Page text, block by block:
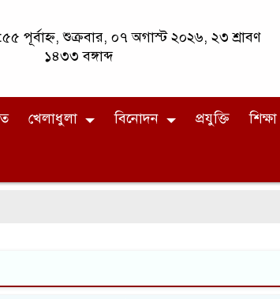
পূর্বাহ্ন, শুক্রবার, ০৭ অগাস্ট ২০২৬, ২৩ শ্রাবণ
১৪৩৩ বঙ্গাব্দ
খেলাধুলা বিনোদন প্রযুক্তি শিক্ষা